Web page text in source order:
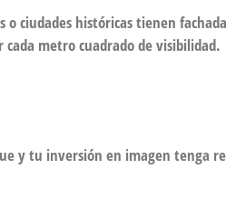
o ciudades históricas tienen
cada metro cuadrado de visibilidad.
y tu inversión en imagen tenga